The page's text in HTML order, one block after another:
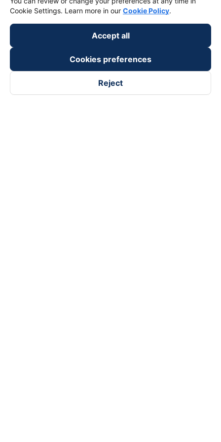
keyboard_arrow_down
Become a Partner
Payment partners
Cookie Settings. Learn more in our Cookie Policy.
Accept all
Cookies preferences
Reject